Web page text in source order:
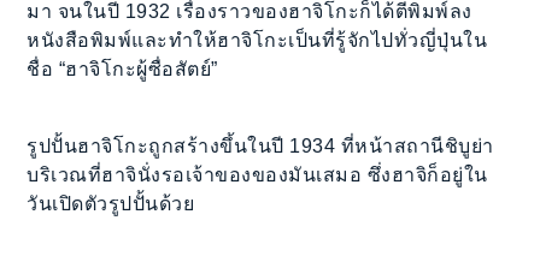
มา จนในปี 1932 เรื่องราวของฮาจิโกะก็ได้ตีพิมพ์ลง
หนังสือพิมพ์และทำให้ฮาจิโกะเป็นที่รู้จักไปทั่วญี่ปุ่นใน
ชื่อ “ฮาจิโกะผู้ซื่อสัตย์”
รูปปั้นฮาจิโกะถูกสร้างขึ้นในปี 1934 ที่หน้าสถานีชิบูย่า
บริเวณที่ฮาจินั่งรอเจ้าของของมันเสมอ ซึ่งฮาจิก็อยู่ใน
วันเปิดตัวรูปปั้นด้วย